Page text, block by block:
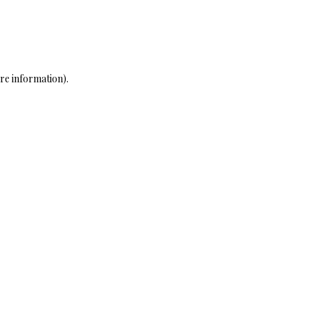
information).